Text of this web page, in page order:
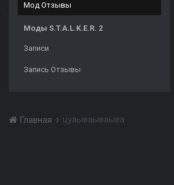
Мод Отзывы
Моды S.T.A.L.K.E.R. 2
Записи
Запись Отзывы
Главная цуаываываыва